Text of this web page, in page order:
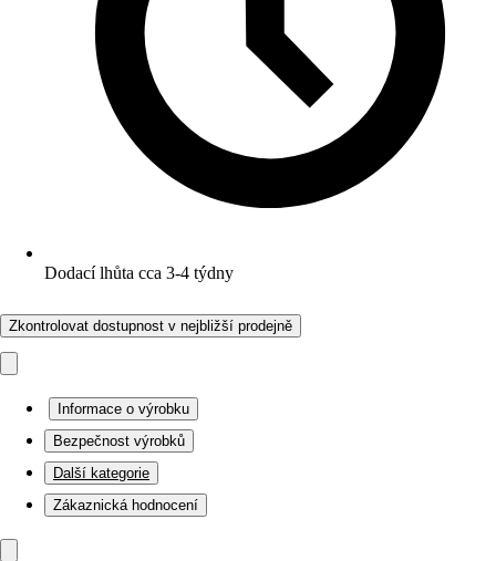
Dodací lhůta cca 3-4 týdny
Zkontrolovat dostupnost v nejbližší prodejně
Informace o výrobku
Bezpečnost výrobků
Další kategorie
Zákaznická hodnocení